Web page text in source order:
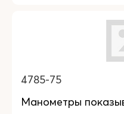
4785-75
Манометры